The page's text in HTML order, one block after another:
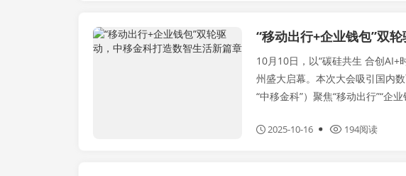
产学研
“移动出行+企业钱包”双
10月10日，以“碳硅共生 合创AI+
州盛大启幕。本次大会吸引国内
“中移金科”）聚焦“移动出行”“企业
2025-10-16 194阅读